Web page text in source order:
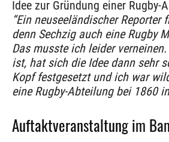
Idee zur Gründung einer Rugby-
“Ein neuseeländischer Reporter
denn Sechzig auch eine Rugby
Das musste ich leider
ist, hat sich die Idee dann sehr
Kopf festgesetzt und ich war
eine Rugby-Abteilung bei 1860
Auftaktveranstaltung im